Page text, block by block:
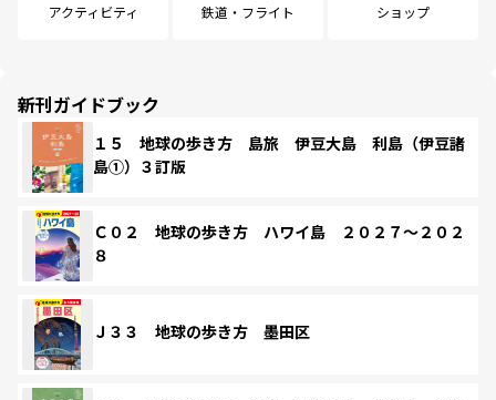
アクティビティ 鉄道・フライト ショップ
新刊ガイドブック
１５ 地球の歩き方 島旅 伊豆大島 利島（伊豆諸
島①）３訂版
Ｃ０２ 地球の歩き方 ハワイ島 ２０２７～２０２
８
Ｊ３３ 地球の歩き方 墨田区